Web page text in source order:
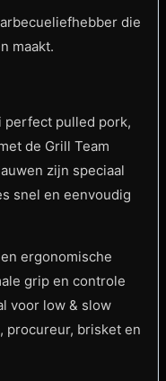
die
maakt.
perfect pulled pork,
de Grill Team
zijn speciaal
snel en eenvoudig
ergonomische
grip en controle
voor low & slow
procureur, brisket en